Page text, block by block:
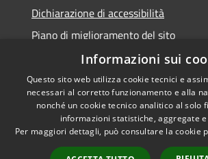
Dichiarazione di accessibilità
Piano di miglioramento del sito
Accessibilità
Privacy
Informazioni sui
Questo sito web utilizza cookie tecnici e
necessari al corretto funzionamento e alla
nonché un cookie tecnico analitico al solo
informazioni statistiche, aggregate
Per maggiori dettagli, può consultare la cookie